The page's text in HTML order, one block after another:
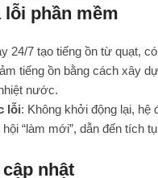
lỗi phần mềm
24/7 tạo tiếng ồn từ quạt,
tiếng ồn bằng cách xây
nước.
lỗi: Không khởi động lại, hệ
“làm mới”, dẫn đến tích
nhật